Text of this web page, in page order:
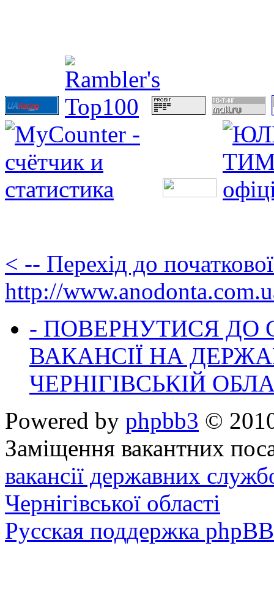
< -- Перехід до
http://
- ПОВЕРНУТИСЯ ДО
ВАКАНСІЇ НА
ЧЕРНІГІВСЬКІЙ
Powered by phpbb3 ©
Заміщення вакантних
вакансії державних
Чернігівської області
Русская поддержка phpBB